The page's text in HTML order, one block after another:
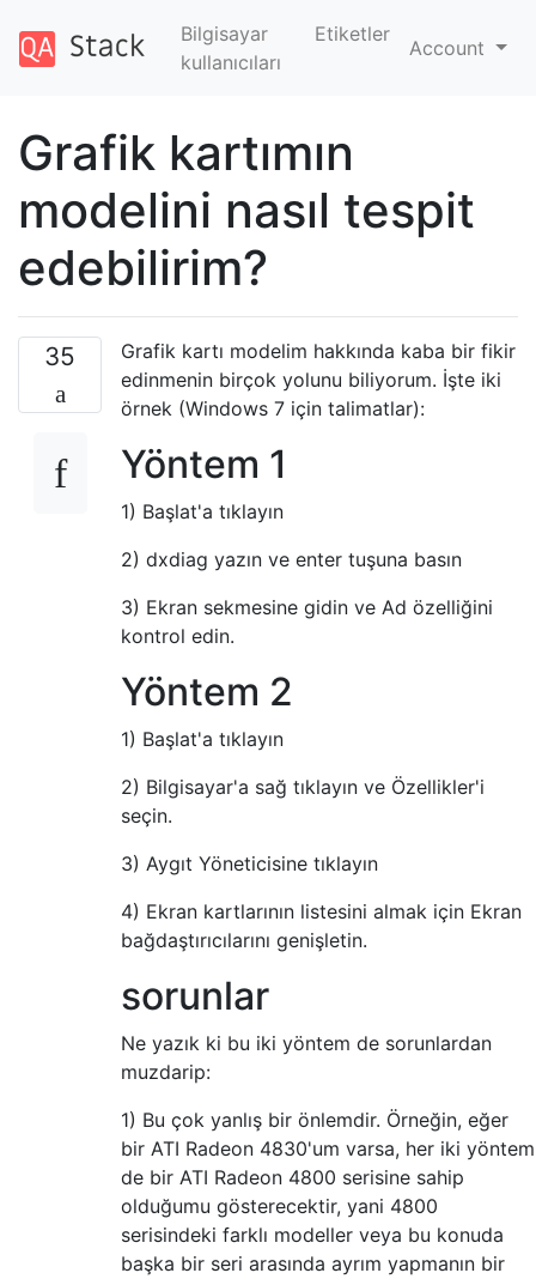
Bilgisayar
kullanıcıları
Etiketler
Account
Grafik kartımın
modelini nasıl tespit
edebilirim?
35
Grafik kartı modelim hakkında kaba bir fikir
edinmenin birçok yolunu biliyorum. İşte iki
örnek (Windows 7 için talimatlar):
Yöntem 1
1) Başlat'a tıklayın
2) dxdiag yazın ve enter tuşuna basın
3) Ekran sekmesine gidin ve Ad özelliğini
kontrol edin.
Yöntem 2
1) Başlat'a tıklayın
2) Bilgisayar'a sağ tıklayın ve Özellikler'i
seçin.
3) Aygıt Yöneticisine tıklayın
4) Ekran kartlarının listesini almak için Ekran
bağdaştırıcılarını genişletin.
sorunlar
Ne yazık ki bu iki yöntem de sorunlardan
muzdarip:
1) Bu çok yanlış bir önlemdir. Örneğin, eğer
bir ATI Radeon 4830'um varsa, her iki yöntem
de bir ATI Radeon 4800 serisine sahip
olduğumu gösterecektir, yani 4800
serisindeki farklı modeller veya bu konuda
başka bir seri arasında ayrım yapmanın bir